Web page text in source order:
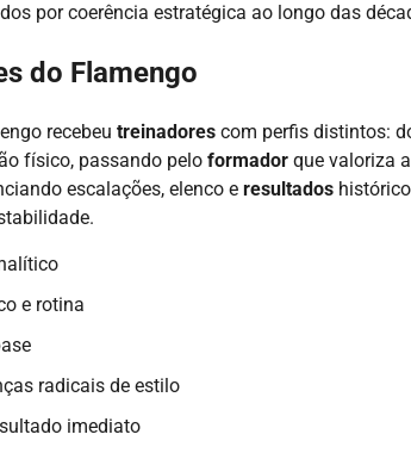
por coerência estratégica ao longo das
do Flamengo
recebeu treinadores com perfis distintos:
físico, passando pelo formador que valoriza
escalações, elenco e resultados
e rotina
radicais de estilo
imediato